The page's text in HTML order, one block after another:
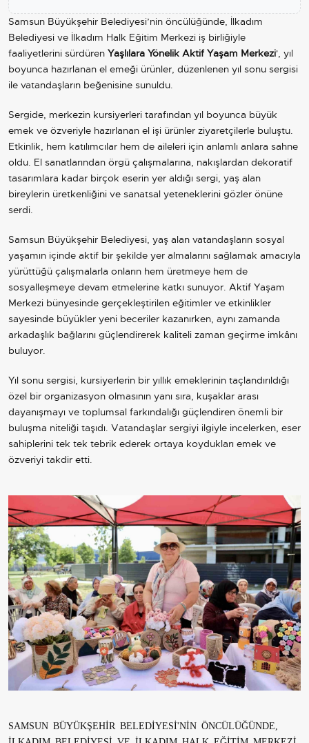
Samsun Büyükşehir Belediyesi’nin öncülüğünde, İlkadım
Belediyesi ve İlkadım Halk Eğitim Merkezi iş birliğiyle
faaliyetlerini sürdüren Yaşlılara Yönelik Aktif Yaşam Merkezi', yıl
boyunca hazırlanan el emeği ürünler, düzenlenen yıl sonu sergisi
ile vatandaşların beğenisine sunuldu.
Sergide, merkezin kursiyerleri tarafından yıl boyunca büyük
emek ve özveriyle hazırlanan el işi ürünler ziyaretçilerle buluştu.
Etkinlik, hem katılımcılar hem de aileleri için anlamlı anlara sahne
oldu. El sanatlarından örgü çalışmalarına, nakışlardan dekoratif
tasarımlara kadar birçok eserin yer aldığı sergi, yaş alan
bireylerin üretkenliğini ve sanatsal yeteneklerini gözler önüne
serdi.
Samsun Büyükşehir Belediyesi, yaş alan vatandaşların sosyal
yaşamın içinde aktif bir şekilde yer almalarını sağlamak amacıyla
yürüttüğü çalışmalarla onların hem üretmeye hem de
sosyalleşmeye devam etmelerine katkı sunuyor. Aktif Yaşam
Merkezi bünyesinde gerçekleştirilen eğitimler ve etkinlikler
sayesinde büyükler yeni beceriler kazanırken, aynı zamanda
arkadaşlık bağlarını güçlendirerek kaliteli zaman geçirme imkânı
buluyor.
Yıl sonu sergisi, kursiyerlerin bir yıllık emeklerinin taçlandırıldığı
özel bir organizasyon olmasının yanı sıra, kuşaklar arası
dayanışmayı ve toplumsal farkındalığı güçlendiren önemli bir
buluşma niteliği taşıdı. Vatandaşlar sergiyi ilgiyle incelerken, eser
sahiplerini tek tek tebrik ederek ortaya koydukları emek ve
özveriyi takdir etti.
SAMSUN BÜYÜKŞEHİR BELEDİYESİ'NİN ÖNCÜLÜĞÜNDE,
İLKADIM BELEDİYESİ VE İLKADIM HALK EĞİTİM MERKEZİ